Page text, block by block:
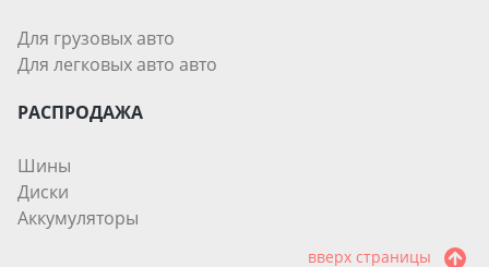
Для грузовых авто
Для легковых авто авто
РАСПРОДАЖА
Шины
Диски
Аккумуляторы
вверх страницы